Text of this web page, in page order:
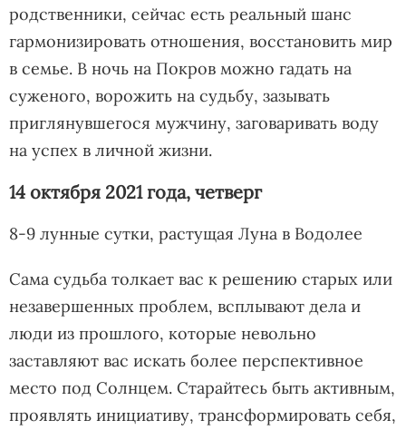
родственники, сейчас есть реальный шанс
гармонизировать отношения, восстановить мир
в семье. В ночь на Покров можно гадать на
суженого, ворожить на судьбу, зазывать
приглянувшегося мужчину, заговаривать воду
на успех в личной жизни.
14 октября 2021 года, четверг
8-9 лунные сутки, растущая Луна в Водолее
Сама судьба толкает вас к решению старых или
незавершенных проблем, всплывают дела и
люди из прошлого, которые невольно
заставляют вас искать более перспективное
место под Солнцем. Старайтесь быть активным,
проявлять инициативу, трансформировать себя,